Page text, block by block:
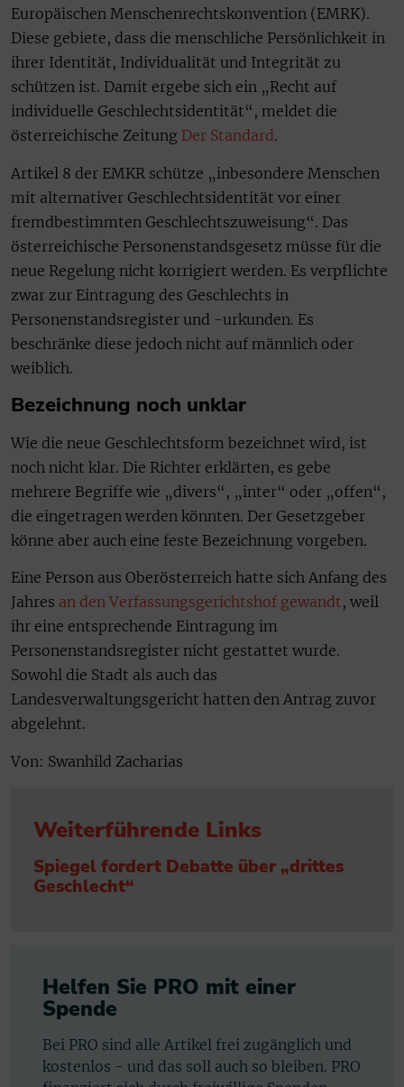
Europäischen Menschenrechtskonvention (EMRK).
Diese gebiete, dass die menschliche Persönlichkeit in
ihrer Identität, Individualität und Integrität zu
schützen ist. Damit ergebe sich ein „Recht auf
individuelle Geschlechtsidentität“, meldet die
österreichische Zeitung Der Standard.
Artikel 8 der EMKR schütze „inbesondere Menschen
mit alternativer Geschlechtsidentität vor einer
fremdbestimmten Geschlechtszuweisung“. Das
österreichische Personenstandsgesetz müsse für die
neue Regelung nicht korrigiert werden. Es verpflichte
zwar zur Eintragung des Geschlechts in
Personenstandsregister und -urkunden. Es
beschränke diese jedoch nicht auf männlich oder
weiblich.
Bezeichnung noch unklar
Wie die neue Geschlechtsform bezeichnet wird, ist
noch nicht klar. Die Richter erklärten, es gebe
mehrere Begriffe wie „divers“, „inter“ oder „offen“,
die eingetragen werden könnten. Der Gesetzgeber
könne aber auch eine feste Bezeichnung vorgeben.
Eine Person aus Oberösterreich hatte sich Anfang des
Jahres an den Verfassungsgerichtshof gewandt, weil
ihr eine entsprechende Eintragung im
Personenstandsregister nicht gestattet wurde.
Sowohl die Stadt als auch das
Landesverwaltungsgericht hatten den Antrag zuvor
abgelehnt.
Von: Swanhild Zacharias
Weiterführende Links
Spiegel fordert Debatte über „drittes
Geschlecht“
Helfen Sie PRO mit einer
Spende
Bei PRO sind alle Artikel frei zugänglich und
kostenlos - und das soll auch so bleiben. PRO